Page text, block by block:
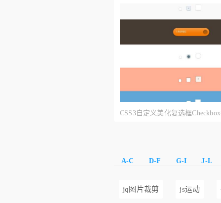
CSS3自定义美化复选框
A-C D-F G-I J-L
jq图片裁剪 js运动